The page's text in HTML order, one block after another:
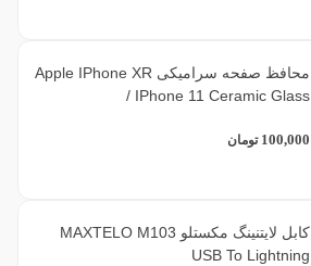
محافظ صفحه سرامیکی Apple IPhone XR
/ IPhone 11 Ceramic Glass
100,000 تومان
کابل لایتنینگ مکستلو MAXTELO M103
USB To Lightning